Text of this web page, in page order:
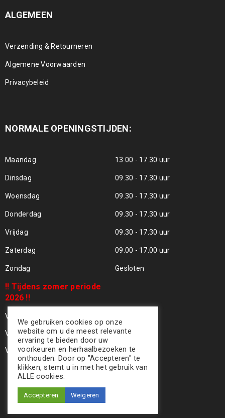
ALGEMEEN
Verzending & Retourneren
Algemene Voorwaarden
Privacybeleid
NORMALE OPENINGSTIJDEN:
Maandag 13.00 - 17.30 uur
Dinsdag 09.30 - 17.30 uur
Woensdag 09.30 - 17.30 uur
Donderdag 09.30 - 17.30 uur
Vrijdag 09.30 - 17.30 uur
Zaterdag 09.00 - 17.00 uur
Zondag Gesloten
!! Tijdens zomer periode
2026 !!
Vrijdag 24 Juli - Gesloten !!
Vrijdag 31 Juli - Gesloten !!
Vrijdag 07 Aug - Gesloten !!
We gebruiken cookies op onze
website om u de meest relevante
ervaring te bieden door uw
voorkeuren en herhaalbezoeken te
onthouden. Door op "Accepteren" te
klikken, stemt u in met het gebruik van
ALLE cookies.
Accepteren Weigeren